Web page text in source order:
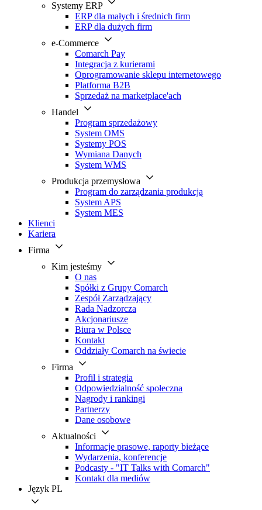
Systemy ERP
ERP dla małych i średnich firm
ERP dla dużych firm
e-Commerce
Comarch Pay
Integracja z kurierami
Oprogramowanie sklepu internetowego
Platforma B2B
Sprzedaż na marketplace'ach
Handel
Program sprzedażowy
System OMS
Systemy POS
Wymiana Danych
System WMS
Produkcja przemysłowa
Program do zarządzania produkcją
System APS
System MES
Klienci
Kariera
Firma
Kim jesteśmy
O nas
Spółki z Grupy Comarch
Zespół Zarządzający
Rada Nadzorcza
Akcjonariusze
Biura w Polsce
Kontakt
Oddziały Comarch na świecie
Firma
Profil i strategia
Odpowiedzialność społeczna
Nagrody i rankingi
Partnerzy
Dane osobowe
Aktualności
Informacje prasowe, raporty bieżące
Wydarzenia, konferencje
Podcasty - "IT Talks with Comarch"
Kontakt dla mediów
Język PL